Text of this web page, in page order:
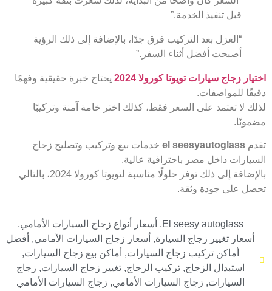
قبل تنفيذ الخدمة.”
“العزل بعد التركيب فرق جدًا، بالإضافة إلى ذلك الرؤية
أصبحت أفضل أثناء السفر.”
اختيار زجاج سيارات تويوتا كورولا 2024
يحتاج خبرة حقيقية وفهمًا
دقيقًا للمواصفات.
لذلك لا تعتمد على السعر فقط، كذلك اختر خامة آمنة وتركيبًا
مضمونًا.
تقدم el seesyautoglass خدمات بيع وتركيب وتصليح زجاج
السيارات داخل مصر باحترافية عالية.
بالإضافة إلى ذلك توفر حلولًا مناسبة لتويوتا كورولا 2024، بالتالي
تحصل على جودة وثقة.
El seesy autoglass
, أسعار أنواع زجاج السيارات الأمامي,
أسعار تغيير زجاج السيارة, أسعار زجاج السيارات الأمامي, أفضل
أماكن تركيب زجاج السيارات, أماكن بيع زجاج السيارات,
استبدال الزجاج,تركيب الزجاج,تغيير زجاج السيارات, زجاج
السيارات, زجاج السيارات الأمامي, زجاج السيارات الأمامي